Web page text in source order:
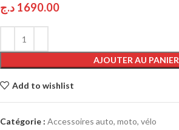
1690.00 د.ج
AJOUTER AU PANIER
Add to wishlist
Catégorie : Accessoires auto, moto, vélo